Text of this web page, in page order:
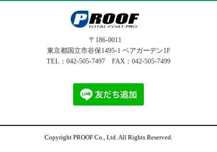
〒186-0011
東京都国立市谷保1495-1 ペアガーデン1F
TEL： 042-505-7497 FAX：042-505-7499
Copyright PROOF Co., Ltd. All Rights Reserved.